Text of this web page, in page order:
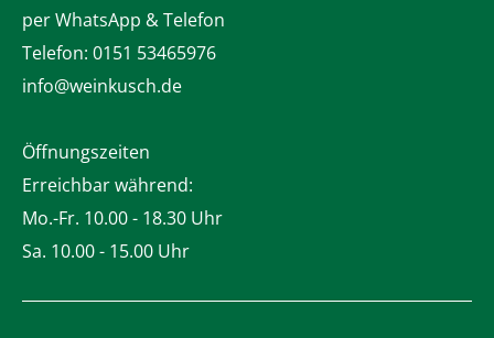
per WhatsApp & Telefon
Telefon: 0151 53465976
info@weinkusch.de
Öffnungszeiten
Erreichbar während:
Mo.-Fr. 10.00 - 18.30 Uhr
Sa. 10.00 - 15.00 Uhr